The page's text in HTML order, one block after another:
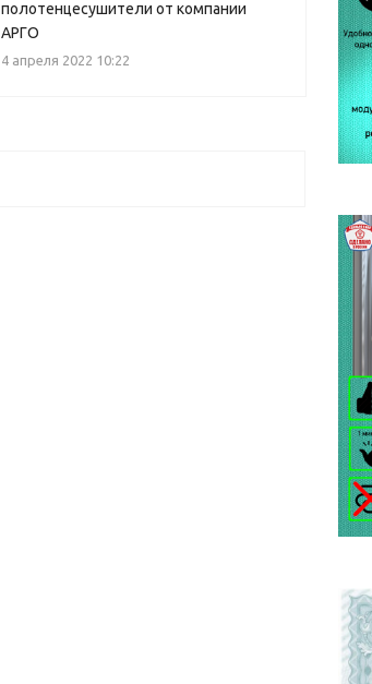
полотенцесушители от компании
АРГО
4 апреля 2022 10:22